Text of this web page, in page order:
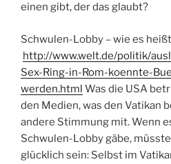
einen gibt, der das glaubt?
Schwulen-Lobby – wie es
http://www.welt.de/politik/
Sex-Ring-in-Rom-koennte-
werden.html Was die USA
den Medien, was den Vatikan
andere Stimmung mit. Wenn
Schwulen-Lobby gäbe,
glücklich sein: Selbst im